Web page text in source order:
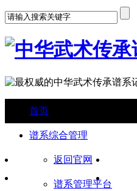
首页
谱系综合管理
返回官网
谱系管理平台
古今名家明师榜
武德武礼规范篇